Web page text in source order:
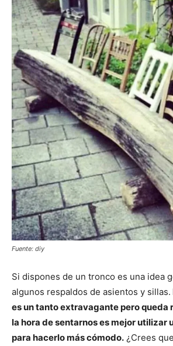
Fuente: diy
Si dispones de un tronco es una idea
algunos respaldos de asientos y sillas.
es un tanto extravagante pero queda
la hora de sentarnos es mejor utilizar
para hacerlo más cómodo. ¿Crees